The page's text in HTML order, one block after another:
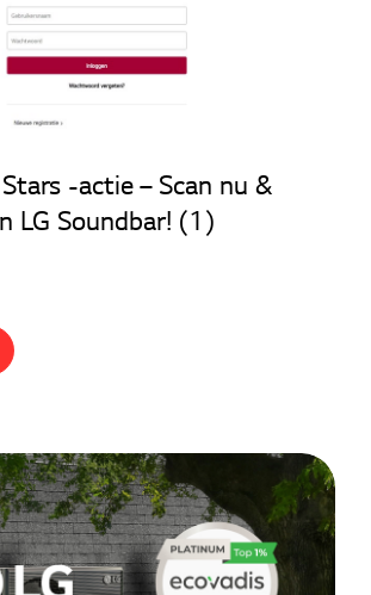
-actie – Scan nu &
LG Soundbar! (1)